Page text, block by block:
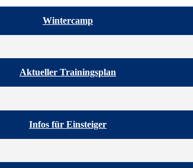
Wintercamp
Aktueller Trainingsplan
Infos für Einsteiger